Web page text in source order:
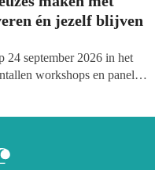
én jezelf blijven
24 september 2026 in het
workshops en panels